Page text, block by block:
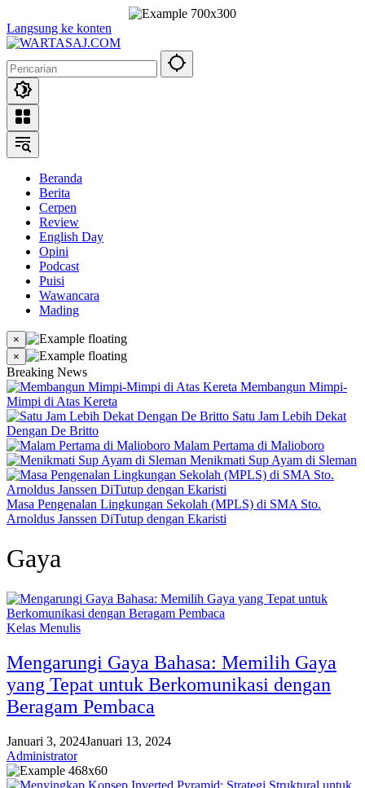
Langsung ke konten
Beranda
Berita
Cerpen
Review
English Day
Opini
Podcast
Puisi
Wawancara
Mading
×
×
Breaking News
Membangun Mimpi-
Mimpi di Atas Kereta
Satu Jam Lebih Dekat
Dengan De Britto
Malam Pertama di Malioboro
Menikmati Sup Ayam di Sleman
Masa Pengenalan Lingkungan Sekolah (MPLS) di SMA Sto.
Arnoldus Janssen DiTutup dengan Ekaristi
Gaya
Kelas Menulis
Mengarungi Gaya Bahasa: Memilih Gaya
yang Tepat untuk Berkomunikasi dengan
Beragam Pembaca
Januari 3, 2024Januari 13, 2024
Administrator